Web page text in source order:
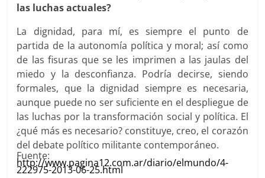
las luchas actuales?
La dignidad, para mí, es siempre el punto de
partida de la autonomía política y moral; así como
de las fisuras que se les imprimen a las jaulas del
miedo y la desconfianza. Podría decirse, siendo
formales, que la dignidad siempre es necesaria,
aunque puede no ser suficiente en el despliegue de
las luchas por la transformación social y política. El
¿qué más es necesario? constituye, creo, el corazón
del debate político militante contemporáneo.
Fuente:
http://www.pagina12.com.ar/diario/elmundo/4-
222975-2013-06-25.html